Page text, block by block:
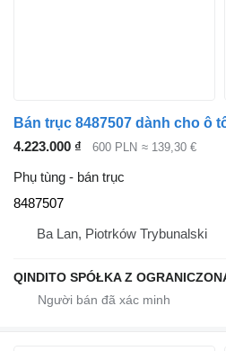
Bán trục 8487507 dành cho ô
4.223.000 ₫
600 PLN ≈ 139,30 €
Phụ tùng - bán trục
8487507
Ba Lan, Piotrków Trybunalski